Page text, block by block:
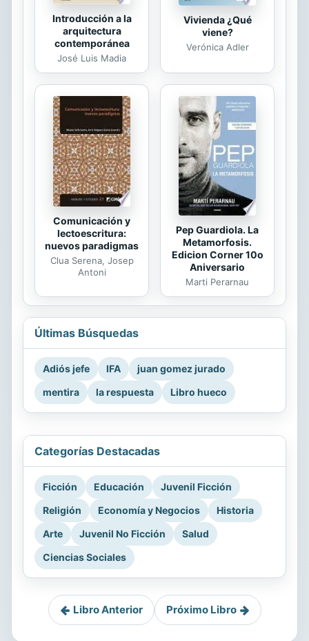
Introducción a la
arquitectura
contemporánea
José Luis Madia
Vivienda ¿Qué
viene?
Verónica Adler
Comunicación y
lectoescritura:
nuevos paradigmas
Clua Serena, Josep
Antoni
Pep Guardiola. La
Metamorfosis.
Edicion Corner 10o
Aniversario
Marti Perarnau
Últimas Búsquedas
Adiós jefe IFA
juan gomez jurado
mentira
la respuesta Libro hueco
Categorías Destacadas
Ficción Educación
Juvenil Ficción
Religión
Economía y Negocios
Historia
Arte
Juvenil No Ficción
Salud
Ciencias Sociales
Libro Anterior Próximo Libro